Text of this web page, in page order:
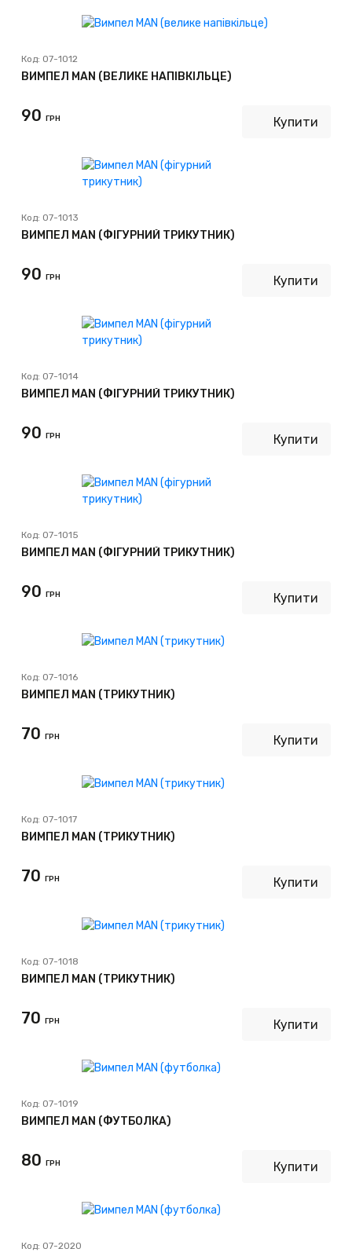
Код: 07-1012
ВИМПЕЛ MAN (ВЕЛИКЕ НАПІВКІЛЬЦЕ)
90 ГРН Купити
Код: 07-1013
ВИМПЕЛ MAN (ФІГУРНИЙ ТРИКУТНИК)
90 ГРН Купити
Код: 07-1014
ВИМПЕЛ MAN (ФІГУРНИЙ ТРИКУТНИК)
90 ГРН Купити
Код: 07-1015
ВИМПЕЛ MAN (ФІГУРНИЙ ТРИКУТНИК)
90 ГРН Купити
Код: 07-1016
ВИМПЕЛ MAN (ТРИКУТНИК)
70 ГРН Купити
Код: 07-1017
ВИМПЕЛ MAN (ТРИКУТНИК)
70 ГРН Купити
Код: 07-1018
ВИМПЕЛ MAN (ТРИКУТНИК)
70 ГРН Купити
Код: 07-1019
ВИМПЕЛ MAN (ФУТБОЛКА)
80 ГРН Купити
Код: 07-2020